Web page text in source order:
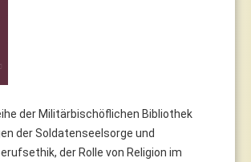
der Militärbischöflichen Bibliothek
der Soldatenseelsorge und
der Rolle von Religion im